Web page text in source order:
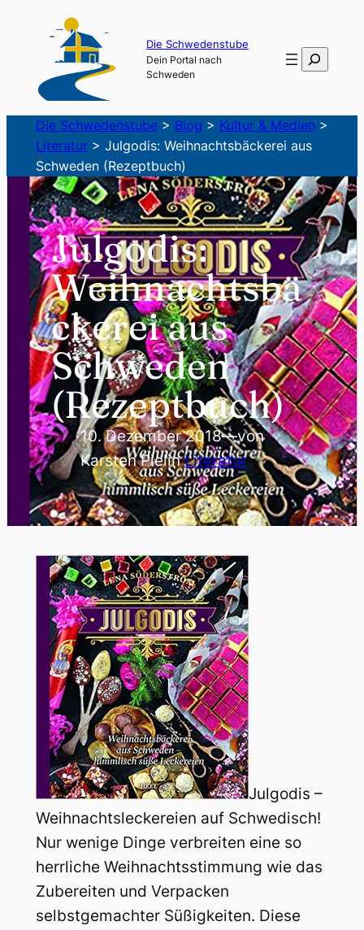
springen
Die Schwedenstube
Dein Portal nach
Schweden
Suchen
Die Schwedenstube> Blog > Kultur & Medien >
Literatur> Julgodis: Weihnachtsbäckerei aus
Schweden (Rezeptbuch)
Julgodis:
Weihnachtsbä
ckerei aus
Schweden
(Rezeptbuch)
10. Dezember 2018—von
Karsten PielinLiteratur
Julgodis –
Weihnachtsleckereien auf Schwedisch!
Nur wenige Dinge verbreiten eine so
herrliche Weihnachtsstimmung wie das
Zubereiten und Verpacken
selbstgemachter Süßigkeiten. Diese